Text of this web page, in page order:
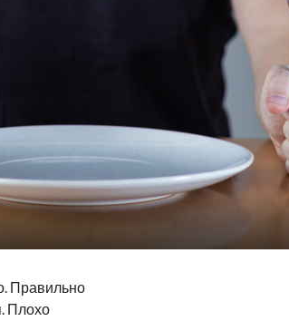
Правильно
Плохо